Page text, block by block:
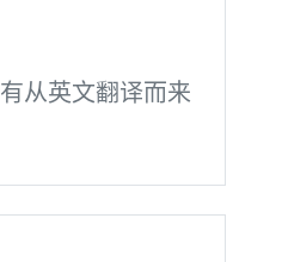
从英文翻译而来